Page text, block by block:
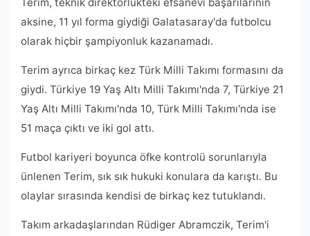
aksine, 11 yıl forma giydiği Galatasaray'da futbolcu
olarak hiçbir şampiyonluk kazanamadı.
Terim ayrıca birkaç kez Türk Milli Takımı formasını da
giydi. Türkiye 19 Yaş Altı Milli Takımı'nda 7, Türkiye 21
Yaş Altı Milli Takımı'nda 10, Türk Milli Takımı'nda ise
51 maça çıktı ve iki gol attı.
Futbol kariyeri boyunca öfke kontrolü sorunlarıyla
ünlenen Terim, sık sık hukuki konulara da karıştı. Bu
olaylar sırasında kendisi de birkaç kez tutuklandı.
Takım arkadaşlarından Rüdiger Abramczik, Terim'i